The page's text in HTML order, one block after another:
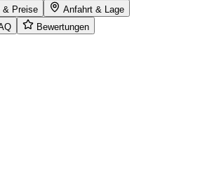
& Preise
Anfahrt & Lage
Bewertungen